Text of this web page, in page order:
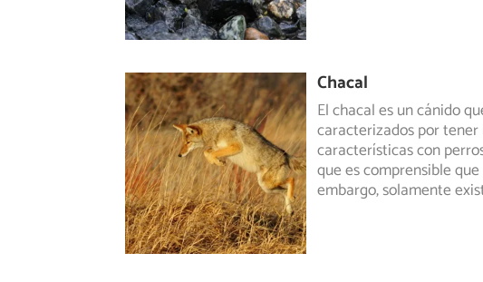
Chacal
El chacal es un cánido
caracterizados por
características con
que es comprensible
embargo, solamente